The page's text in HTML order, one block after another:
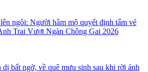
ngôi: Người hâm mộ quyết định tấm vé
Trai Vượt Ngàn Chông Gai 2026
bất ngờ, về quê mưu sinh sau khi rời ánh